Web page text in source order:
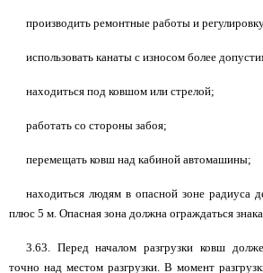
производить ремонтные работы и
использовать канаты с износом более
находиться под ковшом или стрелой;
работать со стороны забоя;
перемещать ковш над кабиной автомашины;
находиться людям в опасной зоне радиуса
плюс 5 м. Опасная зона должна ограждаться
3.63. Перед началом разгрузки ковш
точно над местом разгрузки. В момент